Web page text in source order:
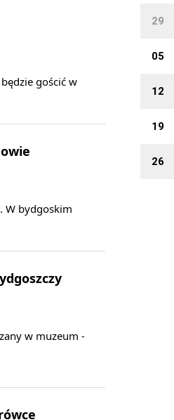
gościć w
W bydgoskim
w muzeum -
29
05
12
19
26